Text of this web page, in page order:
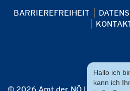
BARRIEREFREIHEIT
Hallo ich
kann ich